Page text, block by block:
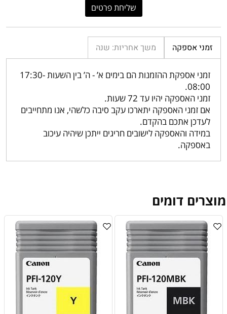
זמני אספקה משך אחריות: שנה
זמני אספקת ההזמנות הם בימים א’ - ה’ בין השעות 17:30-
08:00.
זמני האספקה יהיו עד 72 שעות.
אם זמני האספקה יתארכו עקב סיבה כלשהי, אנו מתחייבים
לעדכן אתכם בהקדם.
במידה והאספקה לישובים חריגים ייתכן שיהיה עיכוב
באספקה.
מוצרים דומים